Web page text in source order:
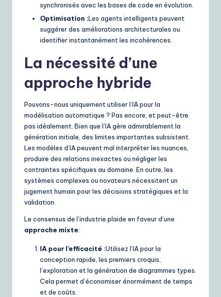
synchronisés avec les bases de code en évolution.
Optimisation :Les agents intelligents peuvent
suggérer des améliorations architecturales ou
identifier instantanément les incohérences.
La nécessité d’une
approche hybride
Pouvons-nous uniquement utiliser l’IA pour la
modélisation automatique ? Pas encore, et peut-être
pas idéalement. Bien que l’IA gère admirablement la
génération initiale, des limites importantes subsistent.
Les modèles d’IA peuvent mal interpréter les nuances,
produire des relations inexactes ou négliger les
contraintes spécifiques au domaine. En outre, les
systèmes complexes ou novateurs nécessitent un
jugement humain pour les décisions stratégiques et la
validation.
Le consensus de l’industrie plaide en faveur d’une
approche mixte:
IA pour l’efficacité :Utilisez l’IA pour la
conception rapide, les premiers croquis,
l’exploration et la génération de diagrammes types.
Cela permet d’économiser énormément de temps
et de coûts.